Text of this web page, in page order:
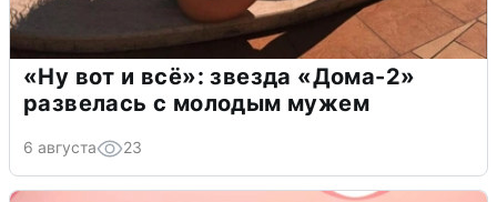
«Ну вот и всё»: звезда «Дома-2»
развелась с молодым мужем
6 августа 23